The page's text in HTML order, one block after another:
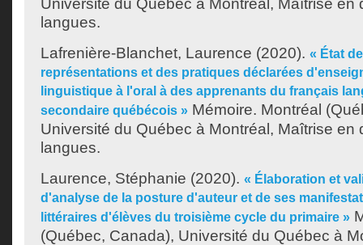
Université du Québec à Montréal, Maîtrise en
langues.
Lafrenière-Blanchet, Laurence (2020). « État
représentations et des pratiques déclarées
linguistique à l'oral à des apprenants du français
secondaire québécois » Mémoire. Montréal
Université du Québec à Montréal, Maîtrise en
langues.
Laurence, Stéphanie (2020). « Élaboration et
d'analyse de la posture d'auteur et de ses
littéraires d'élèves du troisième cycle du primaire »
(Québec, Canada), Université du Québec à